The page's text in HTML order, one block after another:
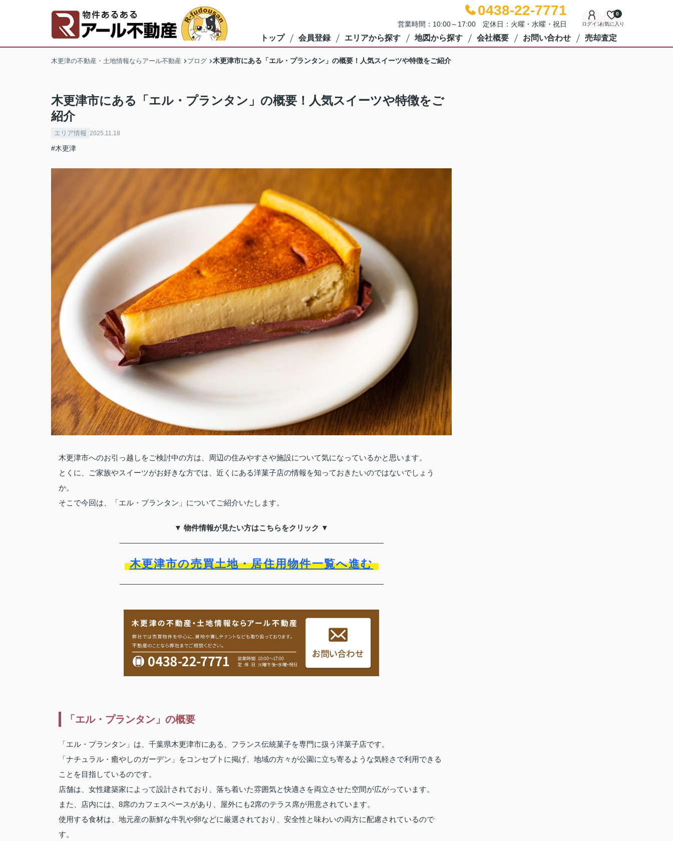
0438-22-7771
営業時間：10:00～17:00 定休日：火曜・水曜・祝日 ログインお気に入り
0
トップ 会員登録 エリアから探す 地図から探す 会社概要 お問い合わせ 売却査定
木更津の不動産・土地情報ならアール不動産 ブログ 木更津市にある「エル・プランタン」の概要！人気スイーツや特徴をご紹介
木更津市にある「エル・プランタン」の概要！人気スイーツや特徴をご
紹介
エリア情報 2025.11.18
#木更津
木更津市へのお引っ越しをご検討中の方は、周辺の住みやすさや施設について気になっているかと思います。
とくに、ご家族やスイーツがお好きな方では、近くにある洋菓子店の情報を知っておきたいのではないでしょう
か。
そこで今回は、「エル・プランタン」についてご紹介いたします。
▼ 物件情報が見たい方はこちらをクリック ▼
木更津市の売買土地・居住用物件一覧へ進む
「エル・プランタン」の概要
「エル・プランタン」は、千葉県木更津市にある、フランス伝統菓子を専門に扱う洋菓子店です。
「ナチュラル・癒やしのガーデン」をコンセプトに掲げ、地域の方々が公園に立ち寄るような気軽さで利用できる
ことを目指しているのです。
店舗は、女性建築家によって設計されており、落ち着いた雰囲気と快適さを両立させた空間が広がっています。
また、店内には、8席のカフェスペースがあり、屋外にも2席のテラス席が用意されています。
使用する食材は、地元産の新鮮な牛乳や卵などに厳選されており、安全性と味わいの両方に配慮されているので
す。